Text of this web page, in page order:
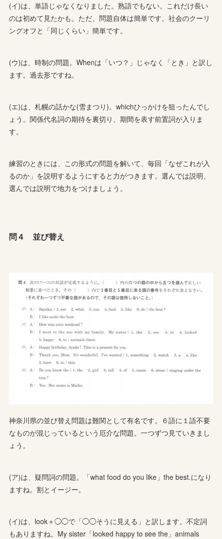
(イ)は、単語じゃなくなりました。熟語でもない。これだけ長い
のは初めて見たかも。ただ、問題自体は簡単です。社会のクーリ
ングオフと「同じくらい」簡単です。
(ウ)は、時制の問題。Whenは「いつ？」じゃなく「とき」と訳し
ます。過去形ですね。
(エ)は、札幌の話かな(雪まつり)。whichひっかけを狙ったんでし
ょう。関係代名詞の期待を裏切り、期間を表す前置詞が入りま
す。
練習のときには、この形式の問題を解いて、毎回「なぜこれが入
るのか」を説明するようにすると力がつきます。選んでは説明、
選んでは説明で地力をつけましょう。
問４ 並び替え
神奈川県の並び替え問題は難関として有名です。６語に１語不要
なものが混じっているという厄介な問題。一つずつ見ていきまし
ょう。
(ア)は、疑問詞の問題。「what food do you like」the best.になり
ますね。割とイージー。
(イ)は、look＋◯◯で「◯◯そうに見える」と訳します。不定詞
もありますね。My sister「looked happy to see the」animals